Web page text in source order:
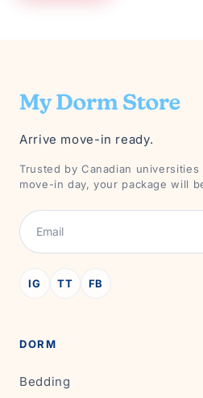
Arrive move-in ready.
Trusted by Canadian universities
move-in day, your package will
IG TT FB
DORM
Bedding